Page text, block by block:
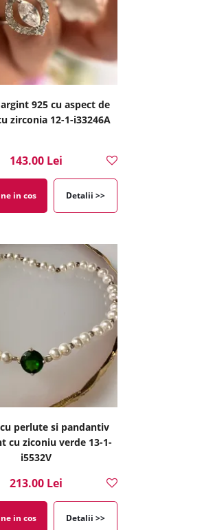
925 cu aspect de
zirconia 12-1-i33246A
143.00 Lei
in cos Detalii >>
perlute si pandantiv
cu ziconiu verde 13-1-
i5532V
213.00 Lei
in cos Detalii >>